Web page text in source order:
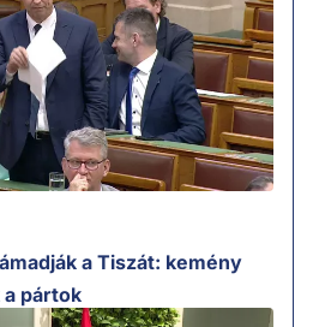
a Tiszát: kemény
a pártok